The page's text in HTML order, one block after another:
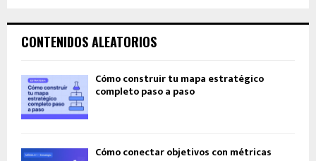
CONTENIDOS ALEATORIOS
Cómo construir tu mapa estratégico
completo paso a paso
Cómo conectar objetivos con métricas